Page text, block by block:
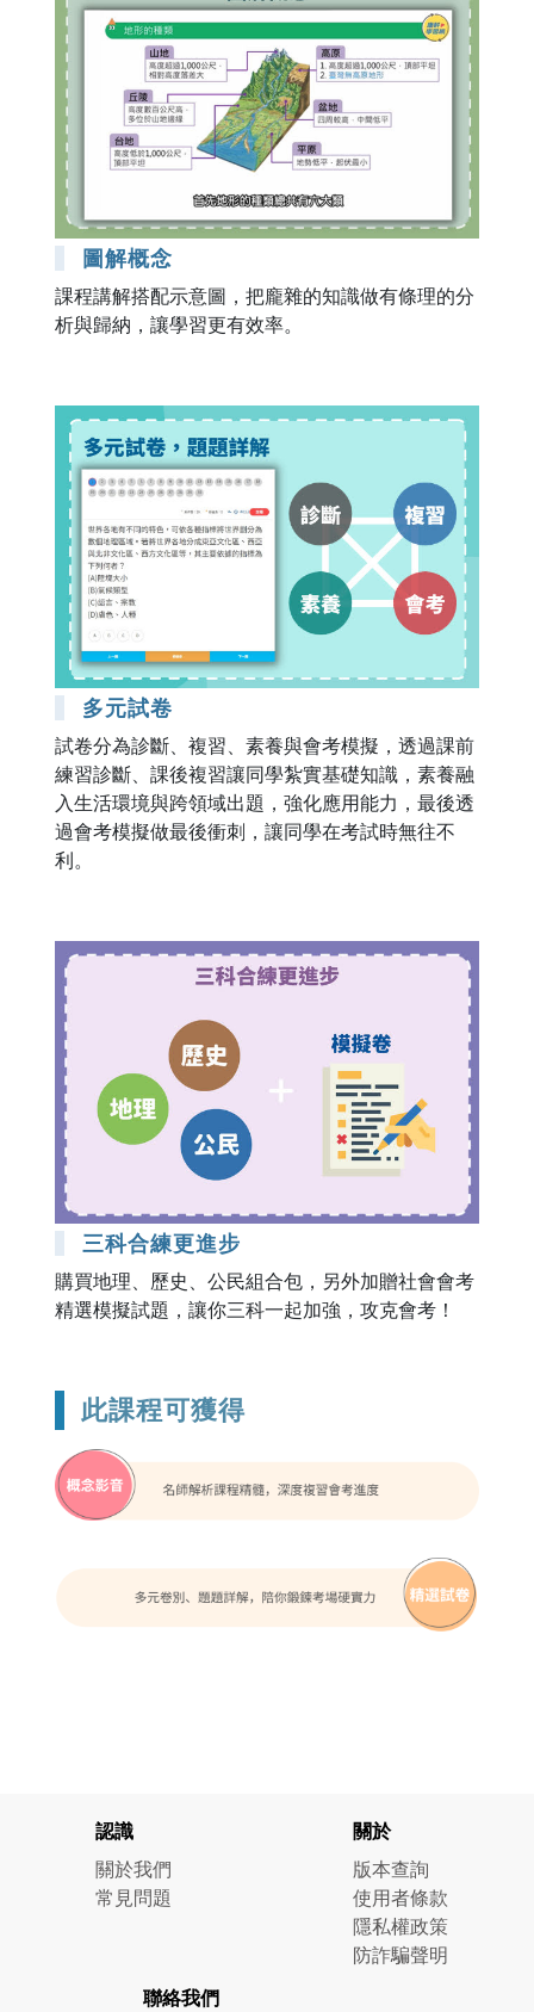
圖解概念
課程講解搭配示意圖，把龐雜的知識做有條理的分
析與歸納，讓學習更有效率。
多元試卷
試卷分為診斷、複習、素養與會考模擬，透過課前
練習診斷、課後複習讓同學紮實基礎知識，素養融
入生活環境與跨領域出題，強化應用能力，最後透
過會考模擬做最後衝刺，讓同學在考試時無往不
利。
三科合練更進步
購買地理、歷史、公民組合包，另外加贈社會會考
精選模擬試題，讓你三科一起加強，攻克會考！
此課程可獲得
認識
關於我們
常見問題
關於
版本查詢
使用者條款
隱私權政策
防詐騙聲明
聯絡我們